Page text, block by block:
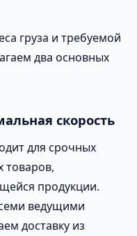
груза и требуемой
два основных
скорость
для срочных
товаров,
продукции.
ведущими
доставку из